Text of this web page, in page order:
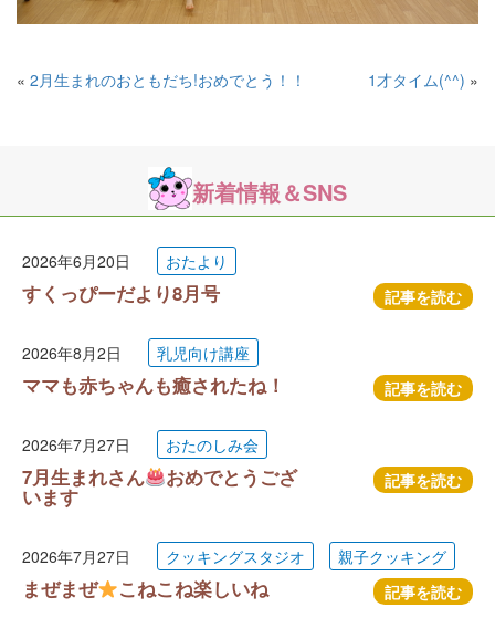
« 2月生まれのおともだち!おめでとう！！ 1才タイム(^^) »
新着情報＆SNS
2026年6月20日 おたより
すくっぴーだより8月号 記事を読む
2026年8月2日 乳児向け講座
ママも赤ちゃんも癒されたね！ 記事を読む
2026年7月27日 おたのしみ会
7月生まれさん おめでとうござ
います
記事を読む
2026年7月27日 クッキングスタジオ 親子クッキング
まぜまぜ こねこね楽しいね 記事を読む